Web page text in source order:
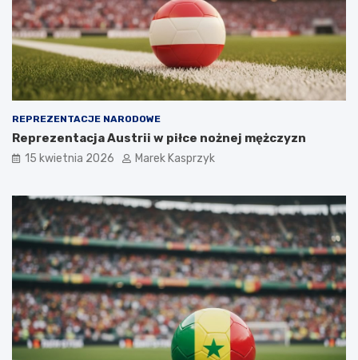
REPREZENTACJE NARODOWE
Reprezentacja Austrii w piłce nożnej mężczyzn
15 kwietnia 2026 Marek Kasprzyk